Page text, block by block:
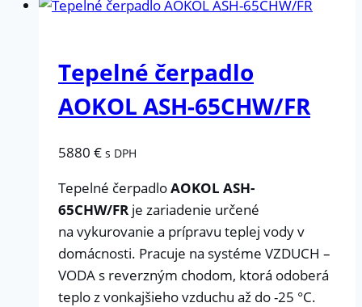
Tepelné čerpadlo
AOKOL ASH-65CHW/FR
5880 € s DPH
Tepelné čerpadloAOKOL ASH-
65CHW/FR je zariadenie určené
na vykurovanie a prípravu teplej vody v
domácnosti. Pracuje na systéme VZDUCH –
VODA s reverzným chodom, ktorá odoberá
teplo z vonkajšieho vzduchu až do -25 °C.